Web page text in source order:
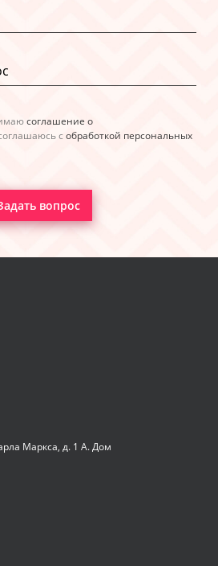
соглашение о
с обработкой персональных
вопрос
Маркса, д. 1 А. Дом